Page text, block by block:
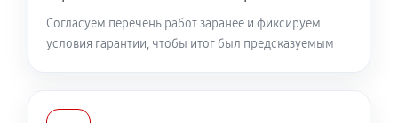
Согласуем перечень работ заранее и фиксируем
условия гарантии, чтобы итог был предсказуемым